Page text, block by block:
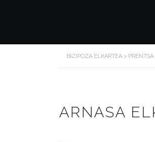
BIZIPOZA ELKARTEA > PRENTSA
ARNASA